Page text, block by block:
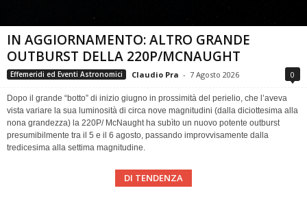
IN AGGIORNAMENTO: ALTRO GRANDE
OUTBURST DELLA 220P/MCNAUGHT
Effemeridi ed Eventi Astronomici Claudio Pra - 7 Agosto 2026 0
Dopo il grande “botto” di inizio giugno in prossimità del perielio, che l’aveva
vista variare la sua luminosità di circa nove magnitudini (dalla diciottesima alla
nona grandezza) la 220P/ McNaught ha subìto un nuovo potente outburst
presumibilmente tra il 5 e il 6 agosto, passando improvvisamente dalla
tredicesima alla settima magnitudine.
DI TENDENZA